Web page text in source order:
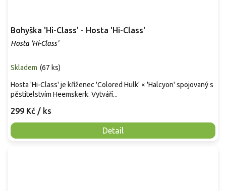
Bohyška 'Hi-Class' - Hosta 'Hi-Class'
Hosta 'Hi-Class'
Skladem (67 ks)
299 Kč / ks
Detail
Hosta 'Hi-Class' je kříženec 'Colored Hulk' × 'Halcyon' spojovaný s
pěstitelstvím Heemskerk. Vytváří...